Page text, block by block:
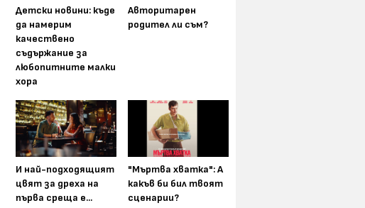
Детски новини: къде
да намерим
качествено
съдържание за
любопитните малки
хора
Авторитарен
родител ли съм?
И най-подходящият
цвят за дреха на
първа среща е...
"Мъртва хватка": А
какъв би бил твоят
сценарии?